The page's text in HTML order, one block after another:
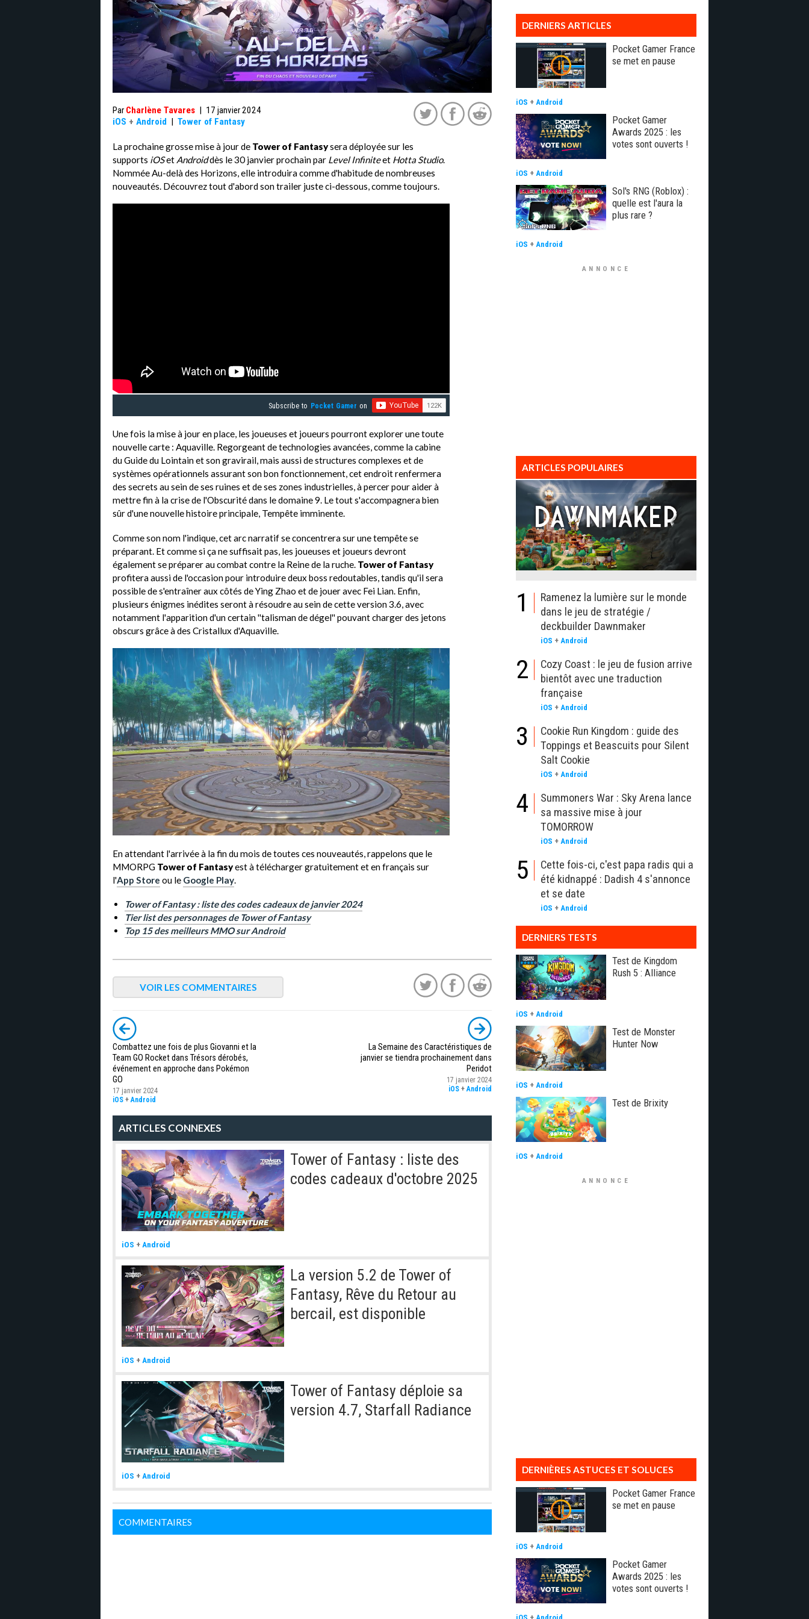
Par Charlène Tavares | 17 janvier 2024
iOS + Android | Tower of Fantasy
La prochaine grosse mise à jour de Tower of Fantasysera déployée sur les
supports iOSet Androiddès le 30 janvier prochain par Level Infiniteet Hotta Studio.
Nommée Au-delà des Horizons, elle introduira comme d'habitude de nombreuses
nouveautés. Découvrez tout d'abord son trailer juste ci-dessous, comme toujours.
Subscribe to Pocket Gamer on
Une fois la mise à jour en place, les joueuses et joueurs pourront explorer une toute
nouvelle carte : Aquaville. Regorgeant de technologies avancées, comme la cabine
du Guide du Lointain et son gravirail, mais aussi de structures complexes et de
systèmes opérationnels assurant son bon fonctionnement, cet endroit renfermera
des secrets au sein de ses ruines et de ses zones industrielles, à percer pour aider à
mettre fin à la crise de l'Obscurité dans le domaine 9. Le tout s'accompagnera bien
sûr d'une nouvelle histoire principale, Tempête imminente.
Comme son nom l'indique, cet arc narratif se concentrera sur une tempête se
préparant. Et comme si ça ne suffisait pas, les joueuses et joueurs devront
également se préparer au combat contre la Reine de la ruche. Tower of Fantasy
profitera aussi de l'occasion pour introduire deux boss redoutables, tandis qu'il sera
possible de s'entraîner aux côtés de Ying Zhao et de jouer avec Fei Lian. Enfin,
plusieurs énigmes inédites seront à résoudre au sein de cette version 3.6, avec
notamment l'apparition d'un certain ''talisman de dégel'' pouvant charger des jetons
obscurs grâce à des Cristallux d'Aquaville.
En attendant l'arrivée à la fin du mois de toutes ces nouveautés, rappelons que le
MMORPG Tower of Fantasyest à télécharger gratuitement et en français sur
l'App Store ou le Google Play
Tower of Fantasy : liste des codes cadeaux de janvier 2024
Tier list des personnages de Tower of Fantasy
Top 15 des meilleurs MMO sur Android
VOIR LES COMMENTAIRES
Combattez une fois de plus Giovanni et la
Team GO Rocket dans Trésors dérobés,
événement en approche dans Pokémon
GO
17 janvier 2024
iOS +Android
La Semaine des Caractéristiques de
janvier se tiendra prochainement dans
Peridot
17 janvier 2024
iOS +Android
ARTICLES CONNEXES
Tower of Fantasy : liste des
codes cadeaux d'octobre 2025
iOS + Android
La version 5.2 de Tower of
Fantasy, Rêve du Retour au
bercail, est disponible
iOS + Android
Tower of Fantasy déploie sa
version 4.7, Starfall Radiance
iOS + Android
COMMENTAIRES
DERNIERS ARTICLES
Pocket Gamer France
se met en pause
iOS + Android
Pocket Gamer
Awards 2025 : les
votes sont ouverts !
iOS + Android
Sol's RNG (Roblox) :
quelle est l'aura la
plus rare ?
iOS + Android
ANNONCE
ARTICLES POPULAIRES
1
Ramenez la lumière sur le monde
dans le jeu de stratégie /
deckbuilder Dawnmaker
iOS + Android
2
Cozy Coast : le jeu de fusion arrive
bientôt avec une traduction
française
iOS + Android
3
Cookie Run Kingdom : guide des
Toppings et Beascuits pour Silent
Salt Cookie
iOS + Android
4
Summoners War : Sky Arena lance
sa massive mise à jour
TOMORROW
iOS + Android
5
Cette fois-ci, c'est papa radis qui a
été kidnappé : Dadish 4 s'annonce
et se date
iOS + Android
DERNIERS TESTS
Test de Kingdom
Rush 5 : Alliance
iOS + Android
Test de Monster
Hunter Now
iOS + Android
Test de Brixity
iOS + Android
ANNONCE
DERNIÈRES ASTUCES ET SOLUCES
Pocket Gamer France
se met en pause
iOS + Android
Pocket Gamer
Awards 2025 : les
votes sont ouverts !